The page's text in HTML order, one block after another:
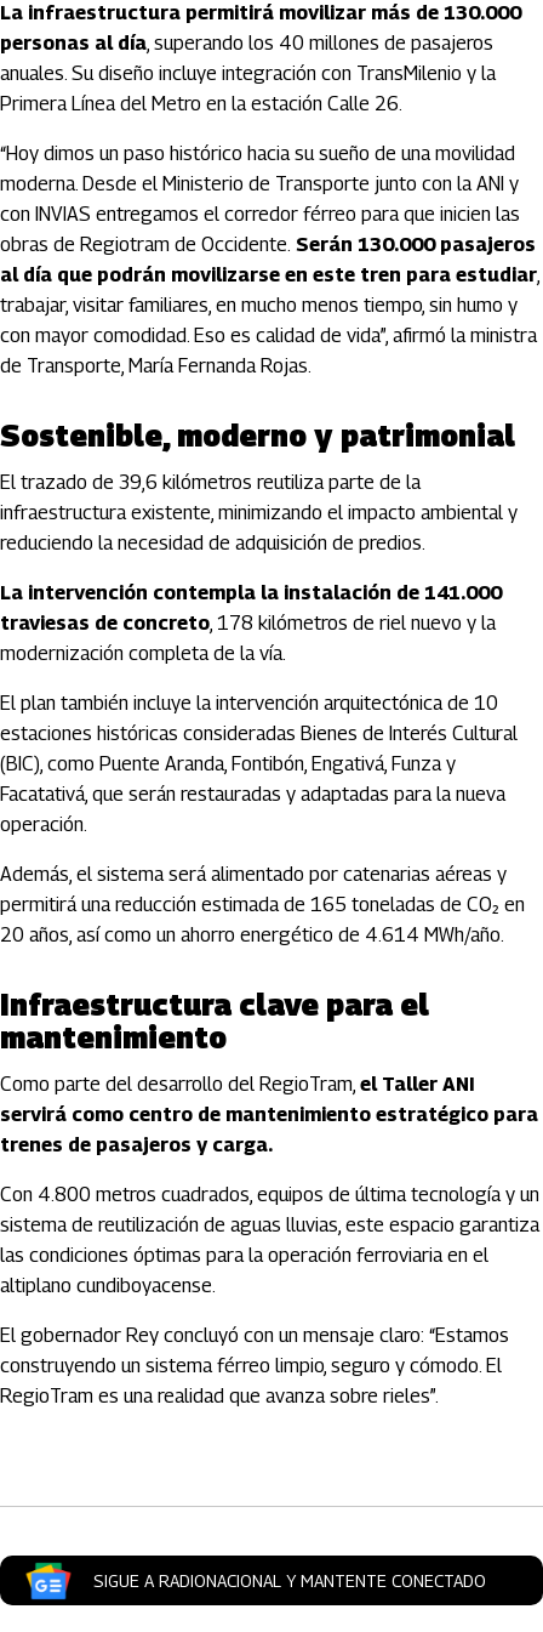
La infraestructura permitirá movilizar más de 130.000
personas al día, superando los 40 millones de pasajeros
anuales. Su diseño incluye integración con TransMilenio y la
Primera Línea del Metro en la estación Calle 26.
“Hoy dimos un paso histórico hacia su sueño de una movilidad
moderna. Desde el Ministerio de Transporte junto con la ANI y
con INVIAS entregamos el corredor férreo para que inicien las
obras de Regiotram de Occidente. Serán 130.000 pasajeros
al día que podrán movilizarse en este tren para estudiar,
trabajar, visitar familiares, en mucho menos tiempo, sin humo y
con mayor comodidad. Eso es calidad de vida”, afirmó la ministra
de Transporte, María Fernanda Rojas.
Sostenible, moderno y patrimonial
El trazado de 39,6 kilómetros reutiliza parte de la
infraestructura existente, minimizando el impacto ambiental y
reduciendo la necesidad de adquisición de predios.
La intervención contempla la instalación de 141.000
traviesas de concreto, 178 kilómetros de riel nuevo y la
modernización completa de la vía.
El plan también incluye la intervención arquitectónica de 10
estaciones históricas consideradas Bienes de Interés Cultural
(BIC), como Puente Aranda, Fontibón, Engativá, Funza y
Facatativá, que serán restauradas y adaptadas para la nueva
operación.
Además, el sistema será alimentado por catenarias aéreas y
permitirá una reducción estimada de 165 toneladas de CO₂ en
20 años, así como un ahorro energético de 4.614 MWh/año.
Infraestructura clave para el
mantenimiento
Como parte del desarrollo del RegioTram, el Taller ANI
servirá como centro de mantenimiento estratégico para
trenes de pasajeros y carga.
Con 4.800 metros cuadrados, equipos de última tecnología y un
sistema de reutilización de aguas lluvias, este espacio garantiza
las condiciones óptimas para la operación ferroviaria en el
altiplano cundiboyacense.
El gobernador Rey concluyó con un mensaje claro: “Estamos
construyendo un sistema férreo limpio, seguro y cómodo. El
RegioTram es una realidad que avanza sobre rieles”.
SIGUE A RADIONACIONAL Y MANTENTE CONECTADO